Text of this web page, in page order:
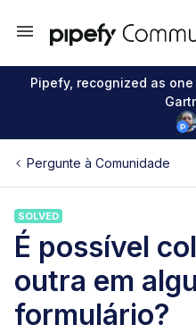
Pipefy, recognized as
Pergunte à Comunidade
SOLVED
É possível
outra em
formulário?